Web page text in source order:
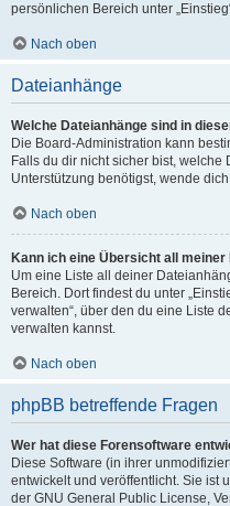
persönlichen Bereich unter
Nach oben
Dateianhänge
Welche Dateianhänge sind in
Die Board-Administration kann
Falls du dir nicht sicher bist,
Unterstützung benötigst, wende
Nach oben
Kann ich eine Übersicht all
Um eine Liste all deiner
Bereich. Dort findest du unter
verwalten“, über den du eine Liste
verwalten kannst.
Nach oben
phpBB betreffende Fragen
Wer hat diese Forensoftware
Diese Software (in ihrer
entwickelt und veröffentlicht. Sie ist
der GNU General Public License,